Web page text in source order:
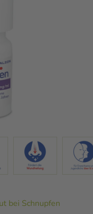
bei Schnupfen